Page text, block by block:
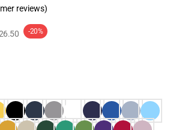
reviews)
-20%